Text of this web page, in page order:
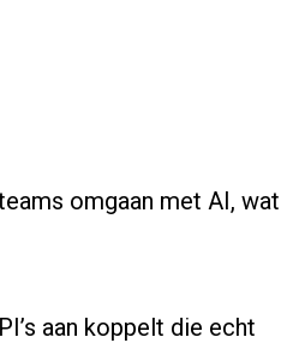
omgaan met AI, wat
aan koppelt die echt